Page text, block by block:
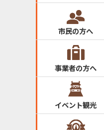
市民の方へ
事業者の方へ
イベント観光